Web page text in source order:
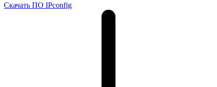
Скачать ПО IPconfig